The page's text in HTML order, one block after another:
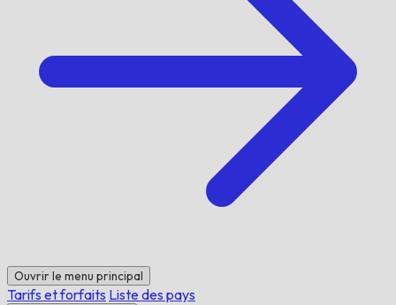
Ouvrir le menu principal
Tarifs et forfaits Liste des pays